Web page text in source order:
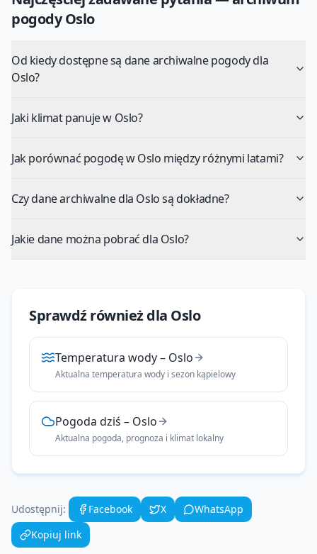
pogodyOslo
Od kiedy dostępne są dane archiwalne pogody dla
Oslo?
Jaki klimat panuje w Oslo?
Jak porównać pogodę w Oslo między różnymi latami?
Czy dane archiwalne dla Oslo są dokładne?
Jakie dane można pobrać dla Oslo?
Sprawdź również dla Oslo
Temperatura wody– Oslo
Aktualna temperatura wody i sezon kąpielowy
Pogoda dziś – Oslo
Aktualna pogoda, prognoza i klimat lokalny
Udostępnij: Facebook X
WhatsApp
Kopiuj link